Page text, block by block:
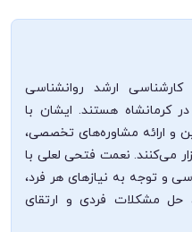
ارشد روانشناسی
کرمانشاه هستند. ایشان با
و ارائه مشاوره‌های تخصصی،
می‌کنند. نعمت فتحی لعلی با
و توجه به نیازهای هر فرد،
حل مشکلات فردی و ارتقای